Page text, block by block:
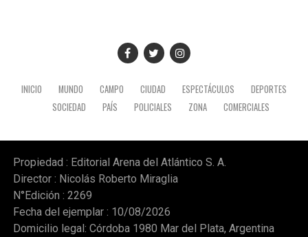
INICIO MUNDO CAMPO CIUDAD ESPECTÁCULOS
DEPORTES
SOCIEDAD
PAÍS POLICIALES ZONA COMERCIALES
Propiedad : Editorial Arena del Atlántico S. A.
Director : Nicolás Roberto Miraglia
N°Edición : 2269
Fecha del ejemplar : 10/08/2026
Domicilio legal: Córdoba 1980 Mar del Plata, Argentina